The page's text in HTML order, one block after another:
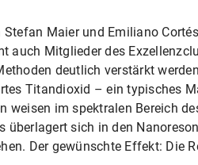
Maier und Emiliano
auch Mitglieder des
deutlich verstärkt
Titandioxid – ein typisches
weisen im spektralen Bereich
überlagert sich in den
Der gewünschte Effekt: Die